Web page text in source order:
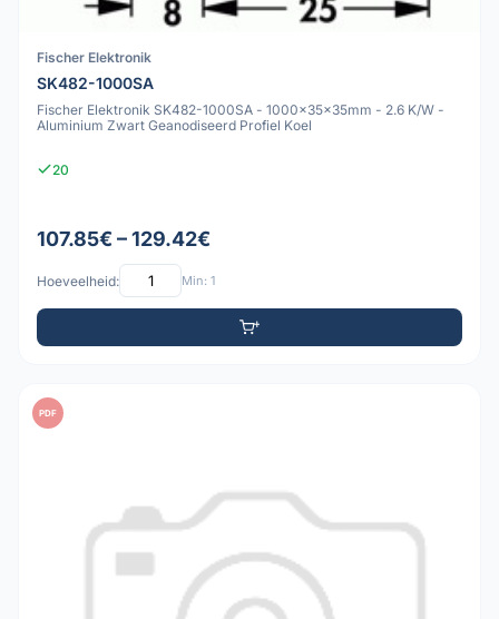
Fischer Elektronik
SK482-1000SA
Fischer Elektronik SK482-1000SA - 1000x35x35mm - 2.6 K/W -
Aluminium Zwart Geanodiseerd Profiel Koel
20
107.85€ – 129.42€
Hoeveelheid: Min: 1
PDF